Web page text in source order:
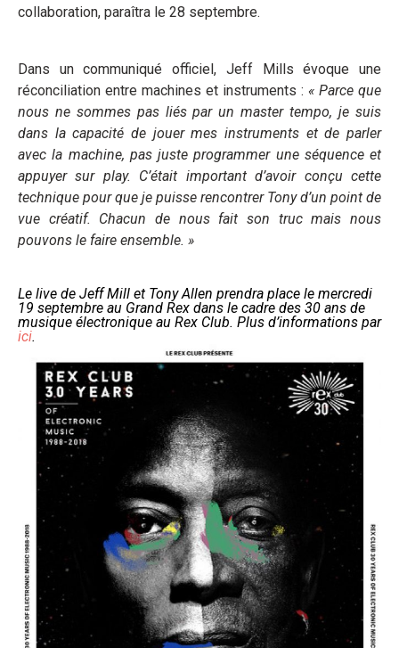
collaboration, paraîtra le 28 septembre.
Dans un communiqué officiel, Jeff Mills évoque une
réconciliation entre machines et instruments : « Parce que
nous ne sommes pas liés par un master tempo, je suis
dans la capacité de jouer mes instruments et de parler
avec la machine, pas juste programmer une séquence et
appuyer sur play. C’était important d’avoir conçu cette
technique pour que je puisse rencontrer Tony d’un point de
vue créatif. Chacun de nous fait son truc mais nous
pouvons le faire ensemble. »
Le live de Jeff Mill et Tony Allen prendra place le mercredi
19 septembre au Grand Rex dans le cadre des 30 ans de
musique électronique au Rex Club. Plus d’informations par
ici.